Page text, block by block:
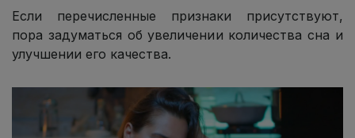
Если перечисленные признаки присутствуют,
пора задуматься об увеличении количества сна и
улучшении его качества.